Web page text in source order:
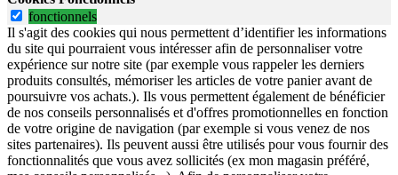
fonctionnels
Il s'agit des cookies qui nous permettent d’identifier les informations
du site qui pourraient vous intéresser afin de personnaliser votre
expérience sur notre site (par exemple vous rappeler les derniers
produits consultés, mémoriser les articles de votre panier avant de
poursuivre vos achats.). Ils vous permettent également de bénéficier
de nos conseils personnalisés et d'offres promotionnelles en fonction
de votre origine de navigation (par exemple si vous venez de nos
sites partenaires). Ils peuvent aussi être utilisés pour vous fournir des
fonctionnalités que vous avez sollicités (ex mon magasin préféré,